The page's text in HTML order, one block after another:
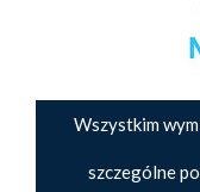
Wszystkim
szczególne